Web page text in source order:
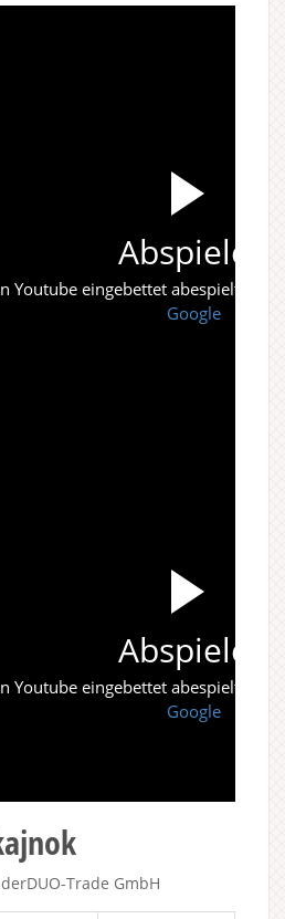
Abspielen
Youtube eingebettet abespielt. Es
Google
Abspielen
Youtube eingebettet abespielt. Es
Google
Trade GmbH